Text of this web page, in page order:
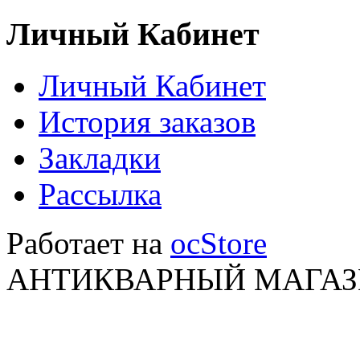
Личный Кабинет
Личный Кабинет
История заказов
Закладки
Рассылка
Работает на ocStore
АНТИКВАРНЫЙ